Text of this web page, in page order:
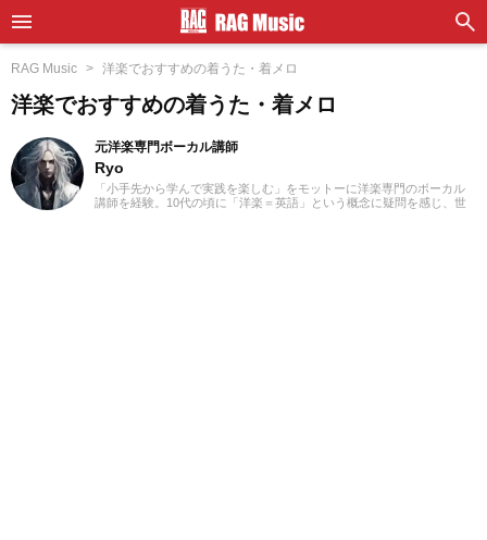
RAG Music 洋楽でおすすめの着うた・着メロ
洋楽でおすすめの着うた・着メロ
元洋楽専門ボーカル講師
Ryo
「小手先から学んで実践を楽しむ」をモットーに洋楽専門のボーカル
講師を経験。10代の頃に「洋楽＝英語」という概念に疑問を感じ、世